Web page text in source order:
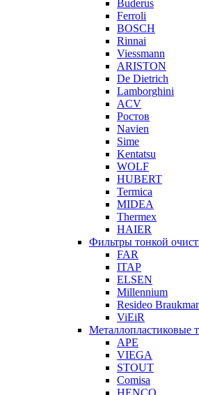
Buderus
Ferroli
BOSCH
Rinnai
Viessmann
ARISTON
De Dietrich
Lamborghini
ACV
Ростов
Navien
Sime
Kentatsu
WOLF
HUBERT
Termica
MIDEA
Thermex
HAIER
Фильтры тонкой
FAR
ITAP
ELSEN
Millennium
Resideo
ViEiR
Металлопластиковые
APE
VIEGA
STOUT
Comisa
HENCO